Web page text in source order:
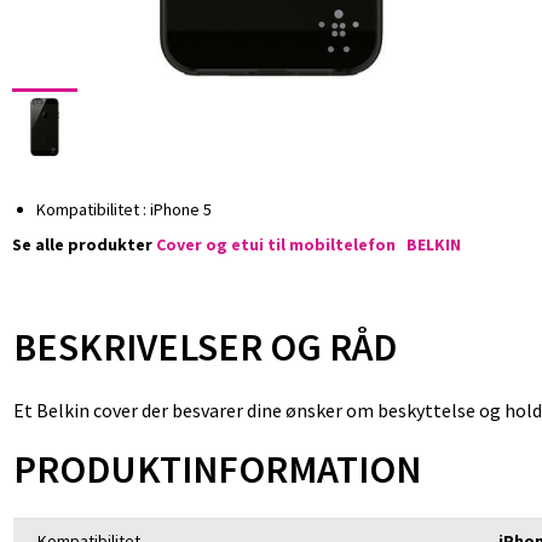
Kompatibilitet : iPhone 5
Se alle produkter Cover og etui til mobiltelefon BELKIN
BESKRIVELSER OG RÅD
Et Belkin cover der besvarer dine ønsker om beskyttelse og
PRODUKTINFORMATION